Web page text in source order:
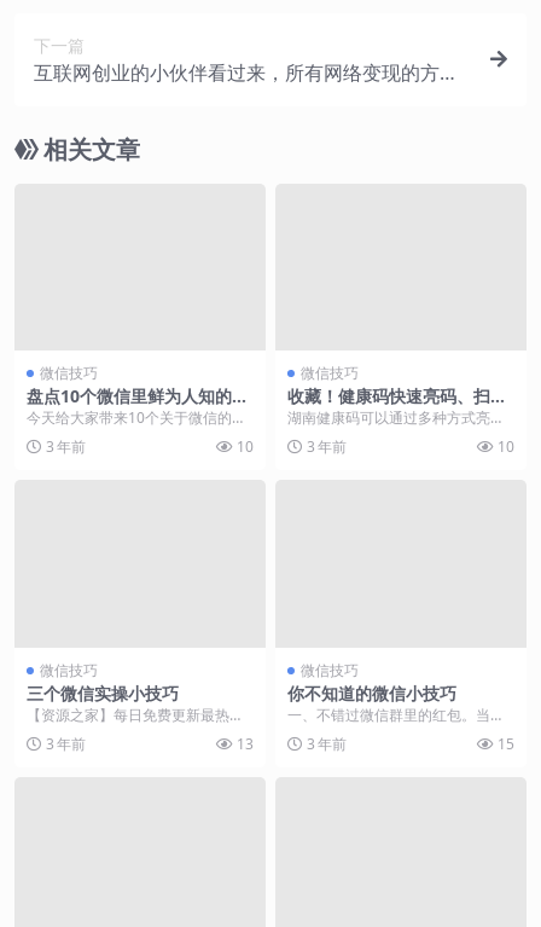
下一篇
互联网创业的小伙伴看过来，所有网络变现的方式
相关文章
微信技巧
盘点10个微信里鲜为人知的使
用技巧，每个都超级实用。
今天给大家带来10个关于微信的使
用小技巧，话不多说，咱们直接发
车。 重置微信二维...
3 年前 10
微信技巧
收藏！健康码快速亮码、扫码
小技巧，一文汇总
湖南健康码可以通过多种方式亮
码、展码，具体如下: 1. 通过“微信”
APP快速亮...
3 年前 10
微信技巧
三个微信实操小技巧
【资源之家】每日免费更新最热门
的副业项目资源 今天分享一点实操
类的干货，不怎么费...
3 年前 13
微信技巧
你不知道的微信小技巧
一、不错过微信群里的红包。当聊
天中有红包，好多人刷屏，这个方
法就很是有用了。 在...
3 年前 15